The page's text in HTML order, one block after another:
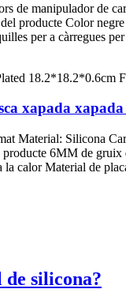
de manipulador de
producte Color
per a càrregues
xapada
Material: Silicona
6MM de
la calor Material de
de silicona?